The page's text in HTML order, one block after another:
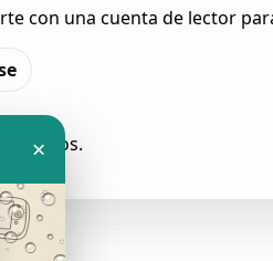
con una cuenta de lector
×